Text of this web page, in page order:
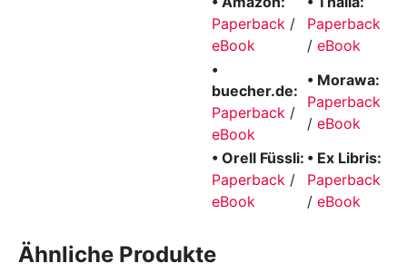
Paperback /
eBook
Paperback
/eBook
•
buecher.de:
Paperback /
eBook
• Morawa:
Paperback
/eBook
• Orell Füssli:
Paperback /
eBook
• Ex Libris:
Paperback
/eBook
Ähnliche Produkte